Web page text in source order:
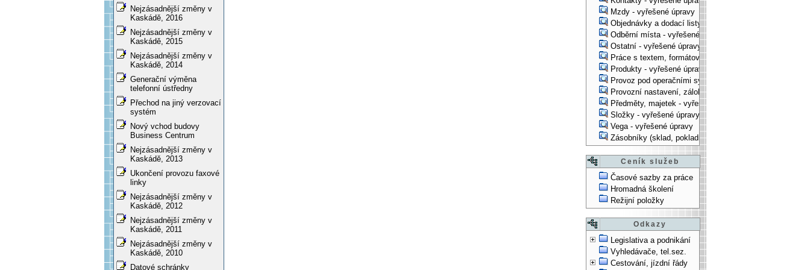
Nejzásadnější změny v
Kaskádě, 2016
Nejzásadnější změny v
Kaskádě, 2015
Nejzásadnější změny v
Kaskádě, 2014
Generační výměna
telefonní ústředny
Přechod na jiný verzovací
systém
Nový vchod budovy
Business Centrum
Nejzásadnější změny v
Kaskádě, 2013
Ukončení provozu faxové
linky
Nejzásadnější změny v
Kaskádě, 2012
Nejzásadnější změny v
Kaskádě, 2011
Nejzásadnější změny v
Kaskádě, 2010
Datové schránky
Mzdy - vyřešené úpravy
Objednávky a dodací listy - vyřešené úpravy
Odběrní místa - vyřešené úpravy
Ostatní - vyřešené úpravy
Práce s textem, formátování, ... - vyřešené úpravy
Produkty - vyřešené úpravy
Provoz pod operačními systémy, technologické věci -
Provozní nastavení, zálohování, instalace, ... -
Předměty, majetek - vyřešené úpravy
Složky - vyřešené úpravy
Vega - vyřešené úpravy
Zásobníky (sklad, pokladna, bank. účet) - vyřešené
Ceník služeb
Časové sazby za práce
Hromadná školení
Režijní položky
Odkazy
Legislativa a podnikání
Vyhledávače, tel.sez.
Cestování, jízdní řády